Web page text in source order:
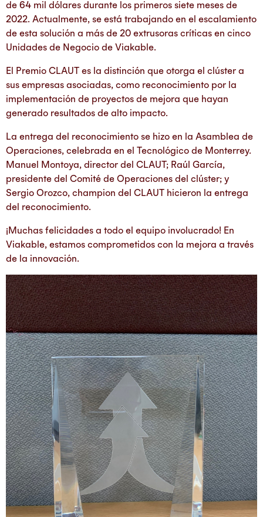
de 64 mil dólares durante los primeros siete meses de
2022. Actualmente, se está trabajando en el escalamiento
de esta solución a más de 20 extrusoras críticas en cinco
Unidades de Negocio de Viakable.
El Premio CLAUT es la distinción que otorga el clúster a
sus empresas asociadas, como reconocimiento por la
implementación de proyectos de mejora que hayan
generado resultados de alto impacto.
La entrega del reconocimiento se hizo en la Asamblea de
Operaciones, celebrada en el Tecnológico de Monterrey.
Manuel Montoya, director del CLAUT; Raúl García,
presidente del Comité de Operaciones del clúster; y
Sergio Orozco, champion del CLAUT hicieron la entrega
del reconocimiento.
¡Muchas felicidades a todo el equipo involucrado! En
Viakable, estamos comprometidos con la mejora a través
de la innovación.